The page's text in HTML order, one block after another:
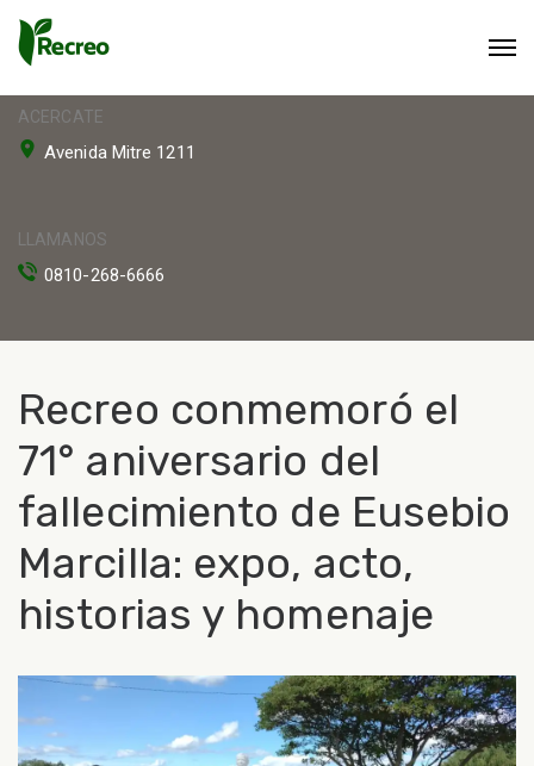
ACERCATE
Avenida Mitre 1211
LLAMANOS
0810-268-6666
Recreo conmemoró el
71° aniversario del
fallecimiento de Eusebio
Marcilla: expo, acto,
historias y homenaje